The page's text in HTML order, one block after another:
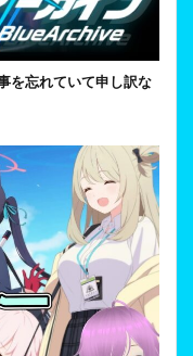
を忘れていて申し訳な